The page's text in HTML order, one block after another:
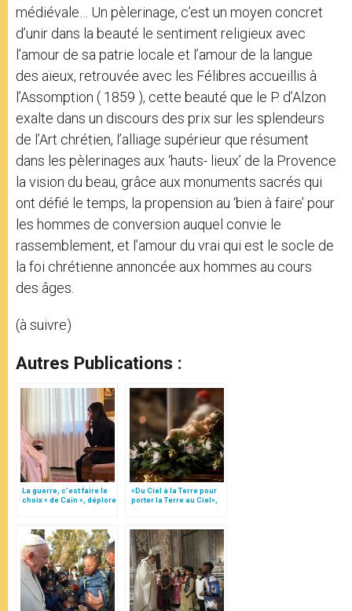
médiévale… Un pèlerinage, c’est un moyen concret
d’unir dans la beauté le sentiment religieux avec
l’amour de sa patrie locale et l’amour de la langue
des aïeux, retrouvée avec les Félibres accueillis à
l’Assomption ( 1859 ), cette beauté que le P. d’Alzon
exalte dans un discours des prix sur les splendeurs
de l’Art chrétien, l’alliage supérieur que résument
dans les pèlerinages aux ‘hauts- lieux’ de la Provence
la vision du beau, grâce aux monuments sacrés qui
ont défié le temps, la propension au ‘bien à faire’ pour
les hommes de conversion auquel convie le
rassemblement, et l’amour du vrai qui est le socle de
la foi chrétienne annoncée aux hommes au cours
des âges.
(à suivre)
Autres Publications :
La guerre, c’est faire le
choix « de Caïn », déplore
«Du Ciel à la Terre pour
porter la Terre au Ciel»,